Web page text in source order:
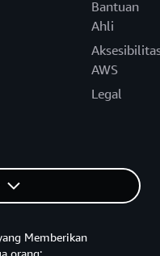
Bantuan
Ahli
AWS
Legal
Memberikan